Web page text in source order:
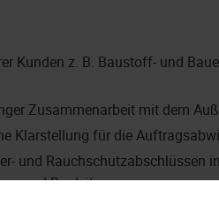
Kunden z. B. Baustoff- und
Zusammenarbeit mit dem
Klarstellung für die
und Rauchschutzabschlüssen
und Bauleitern
und Abrechnung